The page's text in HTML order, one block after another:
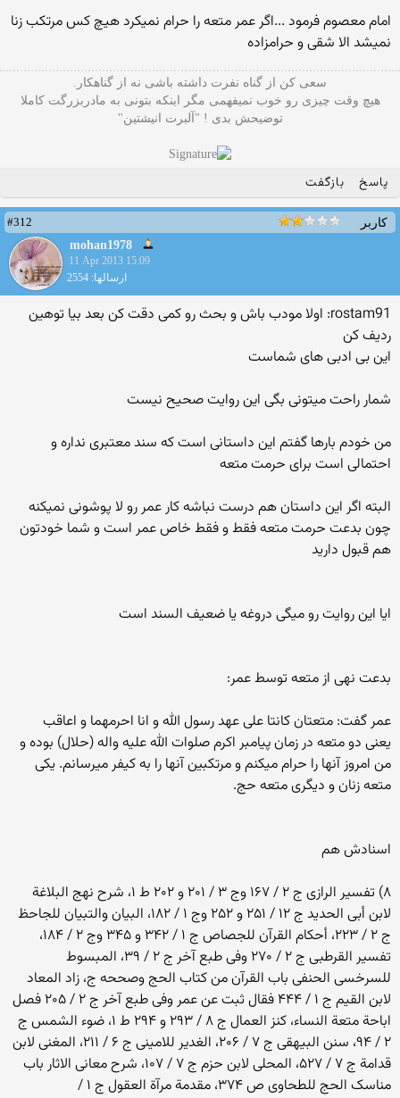
امام معصوم فرمود ...اگر عمر متعه را حرام نمیکرد هیچ کس مرتکب زنا
نمیشد الا شقی و حرامزاده
سعی کن از گناه نفرت داشته باشی نه از گناهکار.
هیچ وقت چیزی رو خوب نمیفهمی مگر اینکه بتونی به مادربزرگت کاملا
توضیحش بدی ! "آلبرت انیشتین"
پاسخ بازگفت
کاربر
#312
mohan1978
11 Apr 2013 15:09
ارسالها: 2554
rostam91: اولا مودب باش و بحث رو کمی دقت کن بعد بیا توهین
ردیف کن
این بی ادبی های شماست
شمار راحت میتونی بگی این روایت صحیح نیست
من خودم بارها گفتم این داستانی است که سند معتبری نداره و
احتمالی است برای حرمت متعه
البته اگر این داستان هم درست نباشه کار عمر رو لا پوشونی نمیکنه
چون بدعت حرمت متعه فقط و فقط خاص عمر است و شما خودتون
هم قبول دارید
ایا این روایت رو میگی دروغه یا ضعیف السند است
بدعت نهی از متعه توسط عمر:
عمر گفت: متعتان کانتا علی عهد رسول الله و انا احرمهما و اعاقب
یعنی دو متعه در زمان پیامبر اکرم صلوات الله علیه واله (حلال) بوده و
من امروز آنها را حرام میکنم و مرتکبین آنها را به کیفر میرسانم. یکی
متعه زنان و دیگری متعه حج.
اسنادش هم
۸) تفسیر الرازی ج ۲ / ۱۶۷ وج ۳ / ۲۰۱ و ۲۰۲ ط ۱، شرح نهج البلاغة
لابن أبى الحدید ج ۱۲ / ۲۵۱ و ۲۵۲ وج ۱ / ۱۸۲، البیان والتبیان للجاحظ
ج ۲ / ۲۲۳، أحکام القرآن للجصاص ج ۱ / ۳۴۲ و ۳۴۵ وج ۲ / ۱۸۴،
تفسیر القرطبى ج ۲ / ۲۷۰ وفى طبع آخر ج ۲ / ۳۹، المبسوط
للسرخسی الحنفی باب القرآن من کتاب الحج وصححه ج، زاد المعاد
لابن القیم ج ۱ / ۴۴۴ فقال ثبت عن عمر وفى طبع آخر ج ۲ / ۲۰۵ فصل
اباحة متعة النساء، کنز العمال ج ۸ / ۲۹۳ و ۲۹۴ ط ۱، ضوء الشمس ج
۲ / ۹۴، سنن البیهقى ج ۷ / ۲۰۶، الغدیر للامینی ج ۶ / ۲۱۱، المغنى لابن
قدامة ج ۷ / ۵۲۷، المحلى لابن حزم ج ۷ / ۱۰۷، شرح معانی الاثار باب
مناسک الحج للطحاوی ص ۳۷۴، مقدمة مرآة العقول ج ۱ /